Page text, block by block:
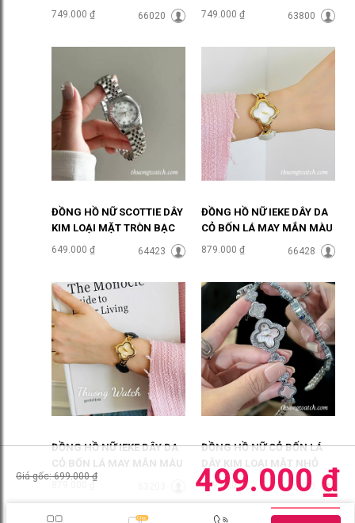
Giá gốc: 699.000 ₫ 499.000 ₫
XÁM ĐHĐ48502
749.000 ₫ 66020
TRẮNG ĐHĐ48501
749.000 ₫ 63800
ĐỒNG HỒ NỮ SCOTTIE DÂY
KIM LOẠI MẶT TRÒN BẠC
SANG CHẢNH ĐHĐ46905
649.000 ₫ 64423
ĐỒNG HỒ NỮ IEKE DÂY DA
CỎ BỐN LÁ MAY MẮN MÀU
TRẮNG ĐHĐ48702
879.000 ₫ 66428
ĐỒNG HỒ NỮ IEKE DÂY DA
CỎ BỐN LÁ MAY MẮN MÀU
ĐEN ĐHĐ48701
ĐỒNG HỒ NỮ CỎ BỐN LÁ
DÂY KIM LOẠI MẶT NHỎ
MẶT HỒNG ĐHĐ48404
649.000 ₫ 62413